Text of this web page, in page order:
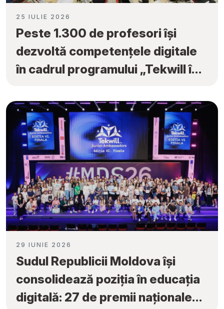
25 IULIE 2026
Peste 1.300 de profesori își
dezvoltă competențele digitale
în cadrul programului „Tekwill în
29 IUNIE 2026
Sudul Republicii Moldova își
consolidează poziția în educația
digitală: 27 de premii naționale